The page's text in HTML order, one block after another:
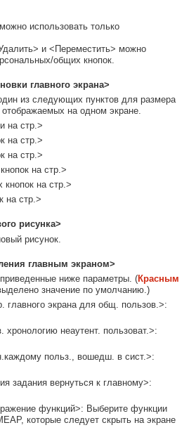
использовать только
и <Переместить> можно
общих кнопок.
главного экрана>
из следующих пунктов для размера
отображаемых на одном экране.
на стр.>
на стр.>
на стр.>
на стр.>
на стр.>
на стр.>
рисунка>
рисунок.
главным экраном>
ниже параметры. (Красным
значение по умолчанию.)
главного экрана для общ. пользов.>:
хронологию неаутент. пользоват.>:
польз., вошедш. в сист.>:
задания вернуться к главному>:
функций>: Выберите функции
которые следует скрыть на экране